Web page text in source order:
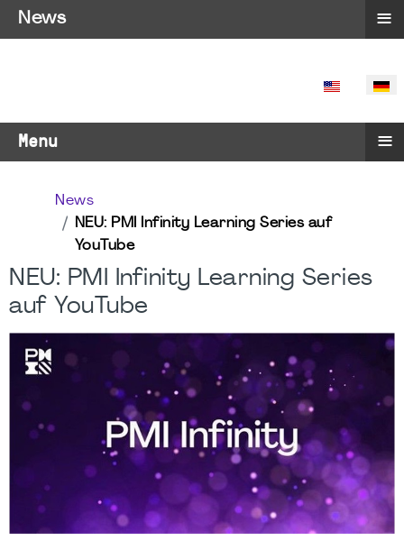
SPRACHE
Menu ≡
News
NEU: PMI Infinity Learning Series auf
YouTube
NEU: PMI Infinity Learning Series
auf YouTube
News ≡